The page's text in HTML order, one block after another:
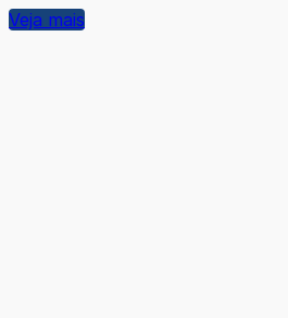
Veja mais